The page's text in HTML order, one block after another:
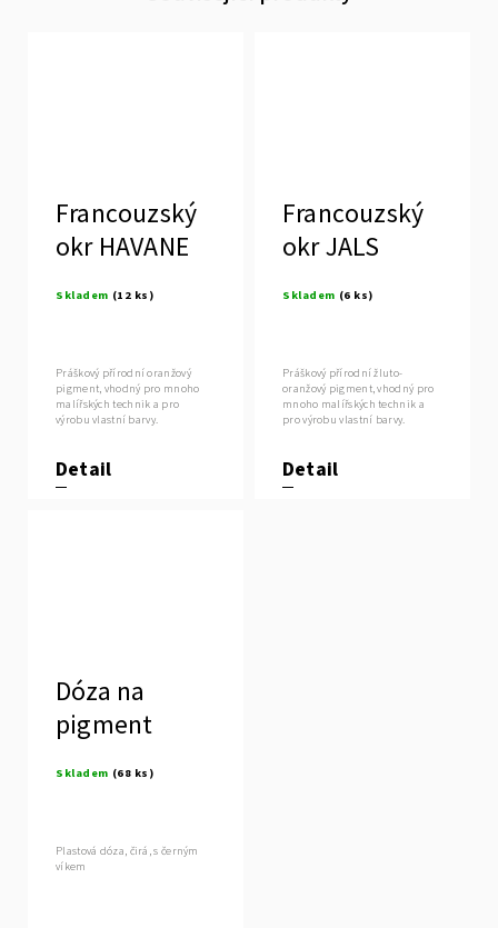
Francouzský
okr HAVANE
Skladem (12 ks)
Detail
Práškový přírodní oranžový
pigment, vhodný pro mnoho
malířských technik a pro
výrobu vlastní barvy.
Francouzský
okr JALS
Skladem (6 ks)
Detail
Práškový přírodní žluto-
oranžový pigment, vhodný pro
mnoho malířských technik a
pro výrobu vlastní barvy.
Dóza na
pigment
Skladem (68 ks)
Plastová dóza, čirá, s černým
víkem